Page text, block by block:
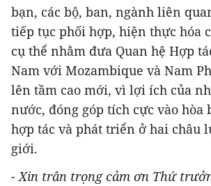
bạn, các bộ, ban, ngành liên
tiếp tục phối hợp, hiện thực hóa
cụ thể nhằm đưa Quan hệ Hợp
Nam với Mozambique và Nam
lên tầm cao mới, vì lợi ích của
nước, đóng góp tích cực vào hòa
hợp tác và phát triển ở hai châu
giới.
- Xin trân trọng cảm ơn Thứ